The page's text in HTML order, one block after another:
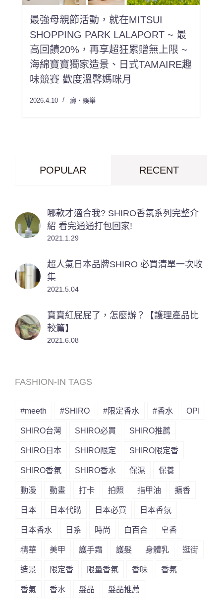
最強母親節活動，就在MITSUI
SHOPPING PARK LALAPORT ~ 最
高回饋20%，再享超狂累贈無上限 ~
海綿寶寶獨家造景、日式TAMAIRE趣
味競賽 歡度溫馨媽咪月
2026.4.10 癮・娛樂
POPULAR RECENT
哪款才適合我? SHIRO香氛系列完整介
紹 看完通通打包回家!
2021.1.29
超人氣日本品牌SHIRO 必買清單一次收
集
2021.5.04
寶寶紅屁屁了，怎麼辦？【護理產品比
較篇】
2021.6.08
FASHION-IN TAGS
#meeth #SHIRO #限定香水 #香水 OPI
SHIRO台灣 SHIRO必買 SHIRO推薦
SHIRO日本 SHIRO限定 SHIRO限定香
SHIRO香氛 SHIRO香水 保濕 保養
動漫 動畫 打卡 拍照 指甲油 擴香
日本 日本代購 日本必買 日本香氛
日本香水 日系 時尚 白百合 皂香
精華 美甲 護手霜 護髮 身體乳 逛街
造景 限定香 限量香氛 香味 香氛
香氣 香水 髮品 髮品推薦